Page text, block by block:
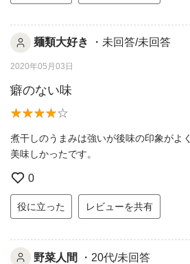
麺類大好き ・未回答/未回答
2020年05月03日
癖のない味
煮干しのうまみは強いが後味の印象がよく
美味しかったです。
0
役に立った レビューを共有
野菜人間 ・20代/未回答